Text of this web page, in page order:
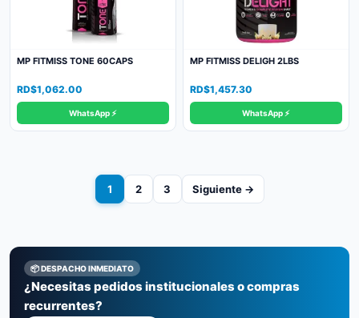
MP FITMISS TONE 60CAPS
RD$1,062.00
WhatsApp ⚡
MP FITMISS DELIGH 2LBS
RD$1,457.30
WhatsApp ⚡
1 2 3 Siguiente →
📦 DESPACHO INMEDIATO
¿Necesitas pedidos institucionales o compras
recurrentes?